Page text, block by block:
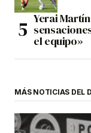
Yerai
el equipo»
MÁS NOTICIAS DEL